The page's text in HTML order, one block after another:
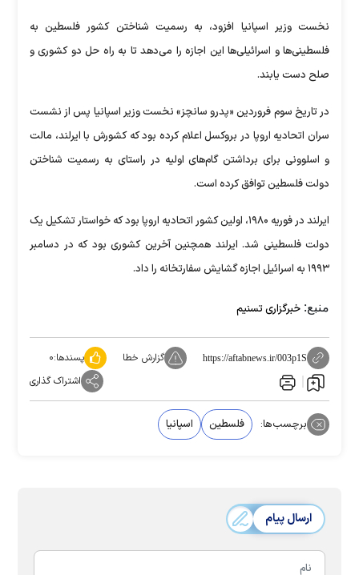
نخست وزیر اسپانیا افزود، به رسمیت شناختن کشور فلسطین به
فلسطینی‌ها و اسرائیلی‌ها این اجازه را می‌دهد تا به راه حل دو کشوری و
صلح دست یابند.
در تاریخ سوم فروردین «پدرو سانچز» نخست وزیر اسپانیا پس از نشست
سران اتحادیه اروپا در بروکسل اعلام کرده بود که کشورش با ایرلند، مالت
و اسلوونی برای برداشتن گام‌های اولیه در راستای به رسمیت شناختن
دولت فلسطین توافق کرده است.
ایرلند در فوریه ۱۹۸۰، اولین کشور اتحادیه اروپا بود که خواستار تشکیل یک
دولت فلسطینی شد. ایرلند همچنین آخرین کشوری بود که در دسامبر
۱۹۹۳ به اسرائیل اجازه گشایش سفارتخانه را داد.
منبع: خبرگزاری تسنیم
https://aftabnews.ir/003p1S گزارش خطا پسندها:۰
اشتراک گذاری
برچسب‌ها: فلسطین اسپانیا
ارسال پیام